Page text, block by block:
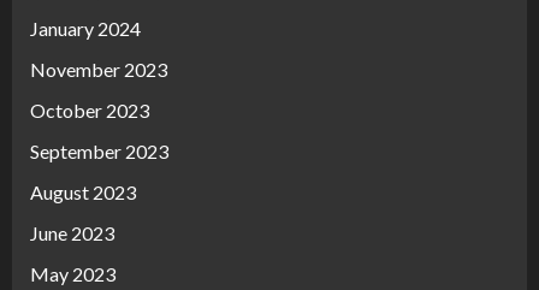
January 2024
November 2023
October 2023
September 2023
August 2023
June 2023
May 2023